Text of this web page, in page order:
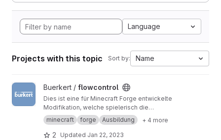
Language
Projects with this topic Sort by: Name
View flowcontrol project
Buerkert / flowcontrol
Dies ist eine für Minecraft Forge entwickelte
Modifikation, welche spielerisch die
Funktionsweise verschiedener Bürkert-
Produkte zeigt. Es handelt sich um ein Projekt
unserer Studenten und Azubis und steht zum
minecraft forge Ausbildung + 4 more
2 Updated Jan 22, 2023